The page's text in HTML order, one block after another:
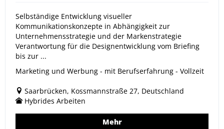
Selbständige Entwicklung visueller
Kommunikationskonzepte in Abhängigkeit zur
Unternehmensstrategie und der Markenstrategie
Verantwortung für die Designentwicklung vom Briefing
bis zur ...
Marketing und Werbung - mit Berufserfahrung - Vollzeit
Saarbrücken, Kossmannstraße 27, Deutschland
Hybrides Arbeiten
Mehr